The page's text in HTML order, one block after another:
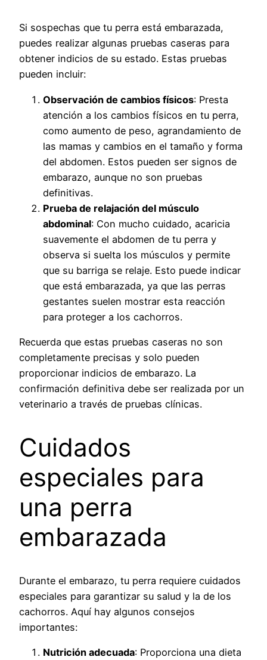
Si sospechas que tu perra está embarazada,
puedes realizar algunas pruebas caseras para
obtener indicios de su estado. Estas pruebas
pueden incluir:
Observación de cambios físicos: Presta
atención a los cambios físicos en tu perra,
como aumento de peso, agrandamiento de
las mamas y cambios en el tamaño y forma
del abdomen. Estos pueden ser signos de
embarazo, aunque no son pruebas
definitivas.
Prueba de relajación del músculo
abdominal: Con mucho cuidado, acaricia
suavemente el abdomen de tu perra y
observa si suelta los músculos y permite
que su barriga se relaje. Esto puede indicar
que está embarazada, ya que las perras
gestantes suelen mostrar esta reacción
para proteger a los cachorros.
Recuerda que estas pruebas caseras no son
completamente precisas y solo pueden
proporcionar indicios de embarazo. La
confirmación definitiva debe ser realizada por un
veterinario a través de pruebas clínicas.
Cuidados
especiales para
una perra
embarazada
Durante el embarazo, tu perra requiere cuidados
especiales para garantizar su salud y la de los
cachorros. Aquí hay algunos consejos
importantes:
Nutrición adecuada: Proporciona una dieta